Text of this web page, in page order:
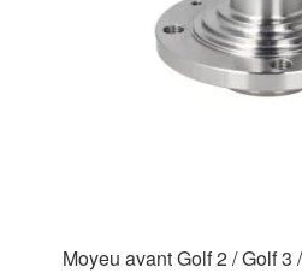
Moyeu avant Golf 2 / Golf 3